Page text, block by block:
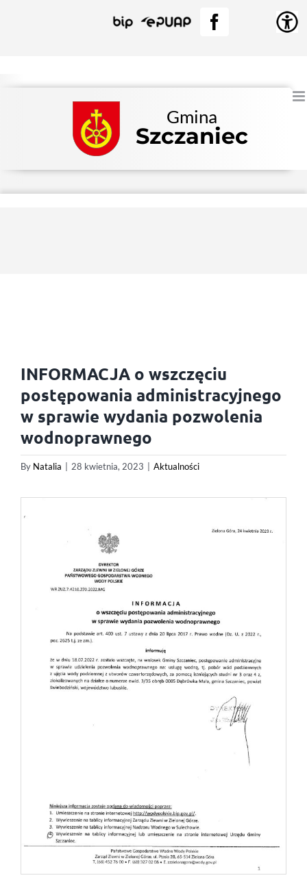
BIP EPUAPFacebook
Gmina
Szczaniec
INFORMACJA o wszczęciu
postępowania administracyjnego
w sprawie wydania pozwolenia
wodnoprawnego
By Natalia 28 kwietnia, 2023 Aktualności